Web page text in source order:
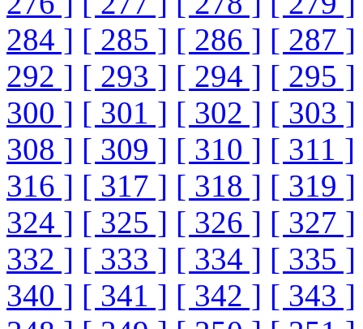
284 ] [ 285 ] [ 286 ] [ 287 ]
292 ] [ 293 ] [ 294 ] [ 295 ]
300 ] [ 301 ] [ 302 ] [ 303 ]
308 ] [ 309 ] [ 310 ] [ 311 ]
316 ] [ 317 ] [ 318 ] [ 319 ]
324 ] [ 325 ] [ 326 ] [ 327 ]
332 ] [ 333 ] [ 334 ] [ 335 ]
340 ] [ 341 ] [ 342 ] [ 343 ]